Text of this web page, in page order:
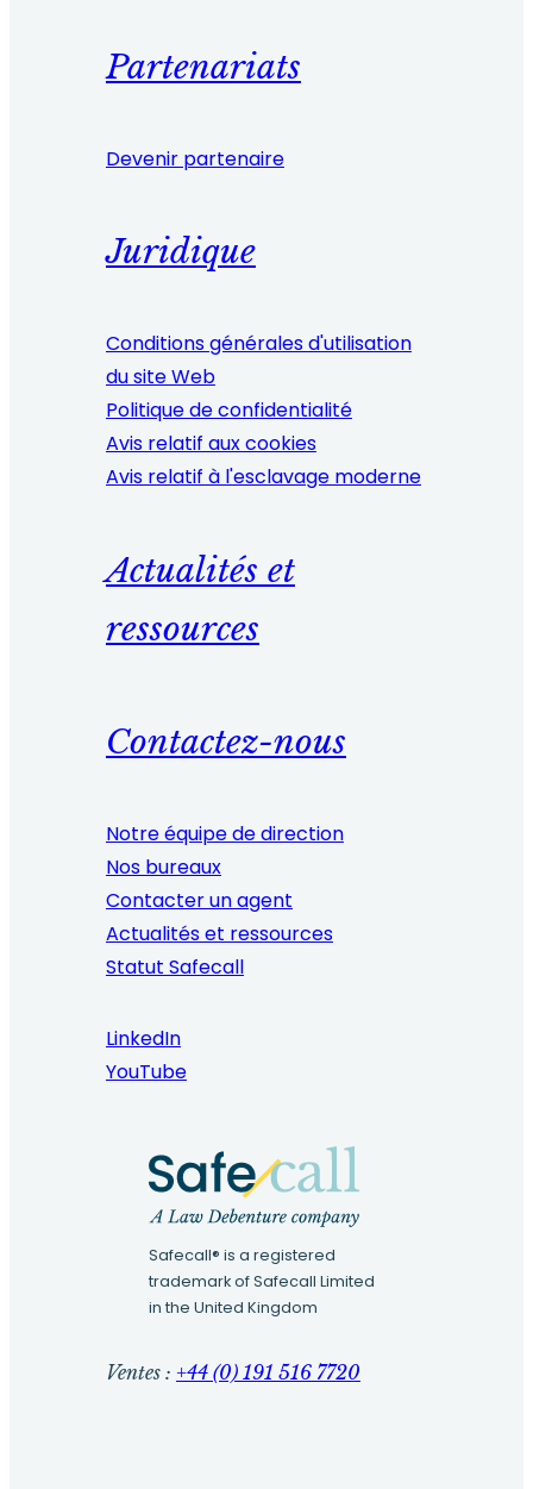
Partenariats
Devenir partenaire
Juridique
Conditions générales d'utilisation
du site Web
Politique de confidentialité
Avis relatif aux cookies
Avis relatif à l'esclavage moderne
Actualités et
ressources
Contactez-nous
Notre équipe de direction
Nos bureaux
Contacter un agent
Actualités et ressources
Statut Safecall
LinkedIn
YouTube
Safecall® is a registered
trademark of Safecall Limited
in the United Kingdom
Ventes : +44 (0) 191 516 7720